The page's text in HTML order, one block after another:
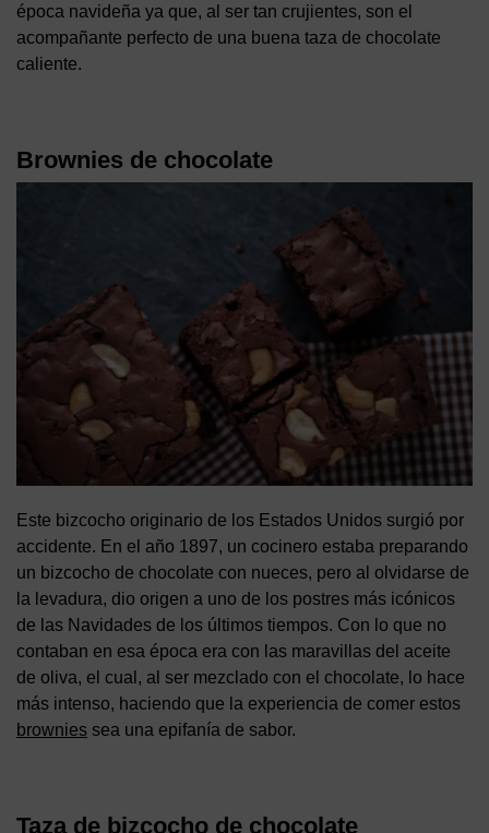
época navideña ya que, al ser tan crujientes, son el
acompañante perfecto de una buena taza de chocolate
caliente.
Brownies de chocolate
Este bizcocho originario de los Estados Unidos surgió por
accidente. En el año 1897, un cocinero estaba preparando
un bizcocho de chocolate con nueces, pero al olvidarse de
la levadura, dio origen a uno de los postres más icónicos
de las Navidades de los últimos tiempos. Con lo que no
contaban en esa época era con las maravillas del aceite
de oliva, el cual, al ser mezclado con el chocolate, lo hace
más intenso, haciendo que la experiencia de comer estos
brownies sea una epifanía de sabor.
Taza de bizcocho de chocolate